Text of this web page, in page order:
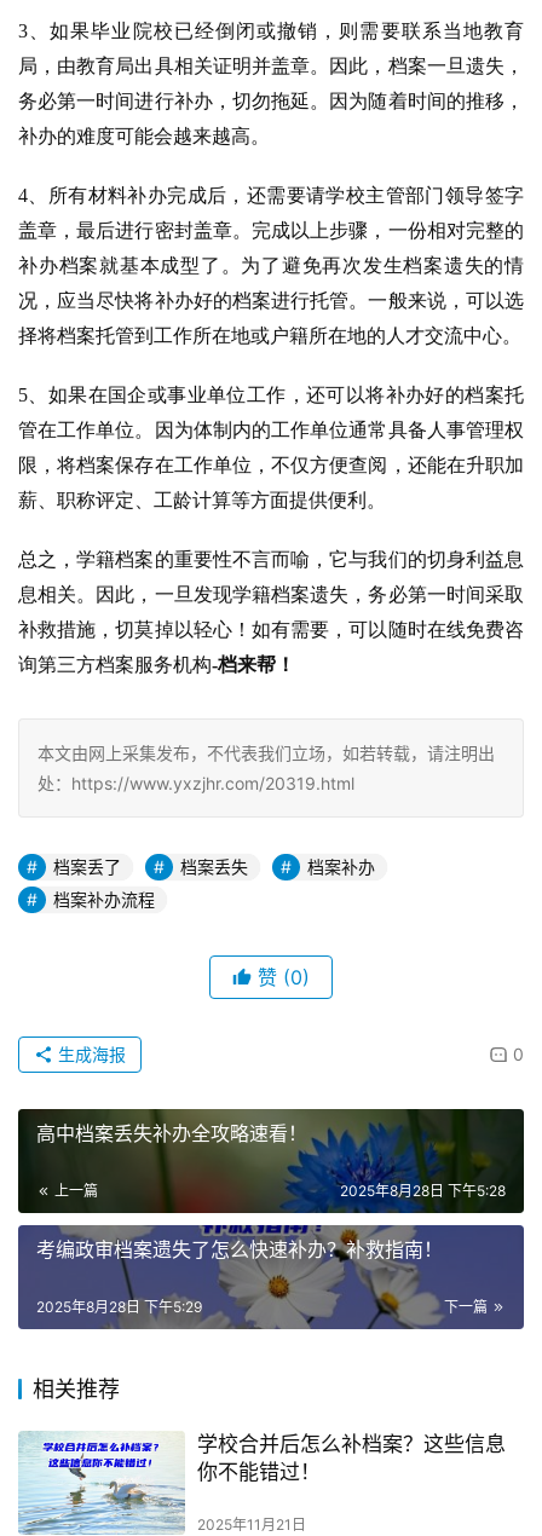
3、如果毕业院校已经倒闭或撤销，则需要联系当地教育
局，由教育局出具相关证明并盖章。因此，档案一旦遗失，
务必第一时间进行补办，切勿拖延。因为随着时间的推移，
补办的难度可能会越来越高。
4、
所有材料补办完成后，还需要请学校主管部门领导签字
盖章，最后进行密封盖章。完成以上步骤，一份相对完整的
补办档案就基本成型了。 为了避免再次发生档案遗失的情
况，应当尽快将补办好的档案进行托管。一般来说，可以选
择将档案托管到工作所在地或户籍所在地的人才交流中心。
5、如果在国企或事业单位工作，还可以将补办好的档案托
管在工作单位。因为体制内的工作单位通常具备人事管理权
限，将档案保存在工作单位，不仅方便查阅，还能在升职加
薪、职称评定、工龄计算等方面提供便利。
总之，学籍档案的重要性不言而喻，它与我们的切身利益息
息相关。因此，一旦发现学籍档案遗失，务必第一时间采取
补救措施，切莫掉以轻心！如有需要，可以随时在线免费咨
询第三方档案服务机构-档来帮！
本文由网上采集发布，不代表我们立场，如若转载，请注明出
处：https://www.yxzjhr.com/20319.html
档案丢了 档案丢失
档案补办
档案补办流程
赞 (0)
0
生成海报
高中档案丢失补办全攻略速看！
上一篇 2025年8月28日 下午5:28
考编政审档案遗失了怎么快速补办？补救指南！
下一篇
2025年8月28日 下午5:29
相关推荐
学校合并后怎么补档案？这些信息
你不能错过！
2025年11月21日